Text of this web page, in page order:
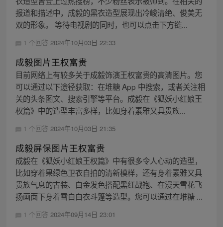
报道和描述中，成毅的黑衣造型展现出冷峻清绝、俊美无
双的形象。 等待电视剧的同时，也可以点击下方链...
1 个回答 2024年10月03日 22:33
成毅图片王权富贵
目前网络上有较多关于成毅饰演王权富贵的高清图片。您
可以通过以下途径获取：在堆糖 App 中搜索，或者关注相
关的头条图文、搜索引擎等平台。成毅在《狐妖小红娘王
权篇》中的造型丰富多样，比如身着素雅又具贵族...
1 个回答 2024年10月03日 21:35
成毅屏保图片王权富贵
成毅在《狐妖小红娘王权篇》中有很多令人心动的造型，
比如穿着果绿色卫衣自拍的清新模样，还有身着素雅又具
贵族气息的古装、白金发色搭配黑红战袍、在漫天雪花飞
扬画面下身着雪白白衣斗篷等造型。您可以通过在堆糖 ...
1 个回答 2024年09月14日 23:01